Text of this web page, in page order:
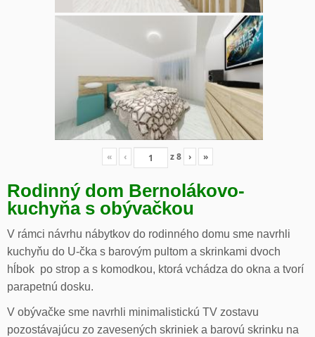
« ‹ z8 › »
Rodinný dom Bernolákovo-
kuchyňa s obývačkou
V rámci návrhu nábytkov do rodinného domu sme navrhli
kuchyňu do U-čka s barovým pultom a skrinkami dvoch
hĺbok po strop a s komodkou, ktorá vchádza do okna a tvorí
parapetnú dosku.
V obývačke sme navrhli minimalistickú TV zostavu
pozostávajúcu zo zavesených skriniek a barovú skrinku na